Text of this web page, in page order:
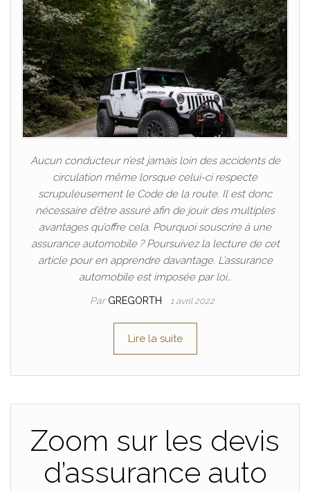
Aucun conducteur n’est jamais loin des accidents de
circulation même lorsque celui-ci respecte
scrupuleusement le Code de la route. Il est donc
nécessaire d’être assuré afin de jouir des multiples
avantages qu’offre cela. Pourquoi souscrire à une
assurance automobile ? Poursuivez la lecture de cet
article pour en apprendre davantage. L’assurance
automobile est imposée par loi…
Par GREGORTH 1 avril 2022
Lire la suite
Zoom sur les devis
d’assurance auto